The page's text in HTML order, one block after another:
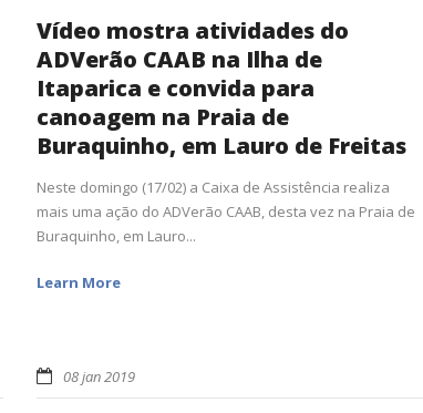
Vídeo mostra atividades do
ADVerão CAAB na Ilha de
Itaparica e convida para
canoagem na Praia de
Buraquinho, em Lauro de Freitas
Neste domingo (17/02) a Caixa de Assistência realiza
mais uma ação do ADVerão CAAB, desta vez na Praia de
Buraquinho, em Lauro...
Learn More
08 jan 2019